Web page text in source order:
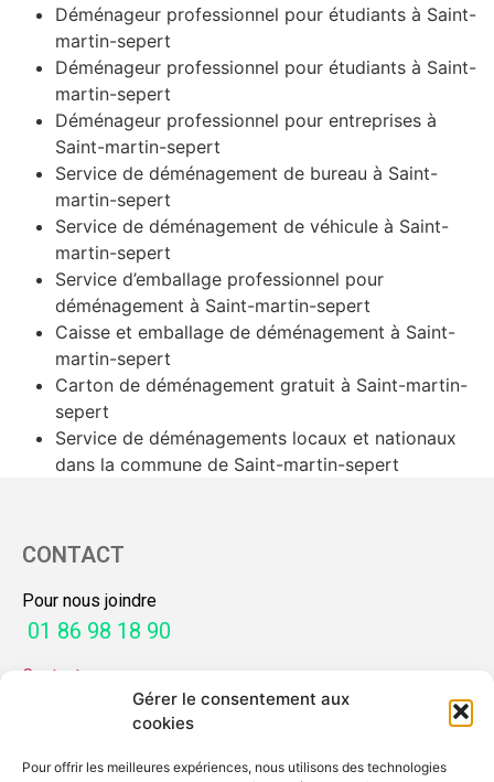
Gérer le consentement aux
cookies
Pour offrir les meilleures expériences, nous utilisons des technologies
Déménageur professionnel pour étudiants à Saint-
martin-sepert
Déménageur professionnel pour étudiants à Saint-
martin-sepert
Déménageur professionnel pour entreprises à
Saint-martin-sepert
Service de déménagement de bureau à Saint-
martin-sepert
Service de déménagement de véhicule à Saint-
martin-sepert
Service d’emballage professionnel pour
déménagement à Saint-martin-sepert
Caisse et emballage de déménagement à Saint-
martin-sepert
Carton de déménagement gratuit à Saint-martin-
sepert
Service de déménagements locaux et nationaux
dans la commune de Saint-martin-sepert
CONTACT
Pour nous joindre
01 86 98 18 90
Contactez-nous
Mon guide déménagement